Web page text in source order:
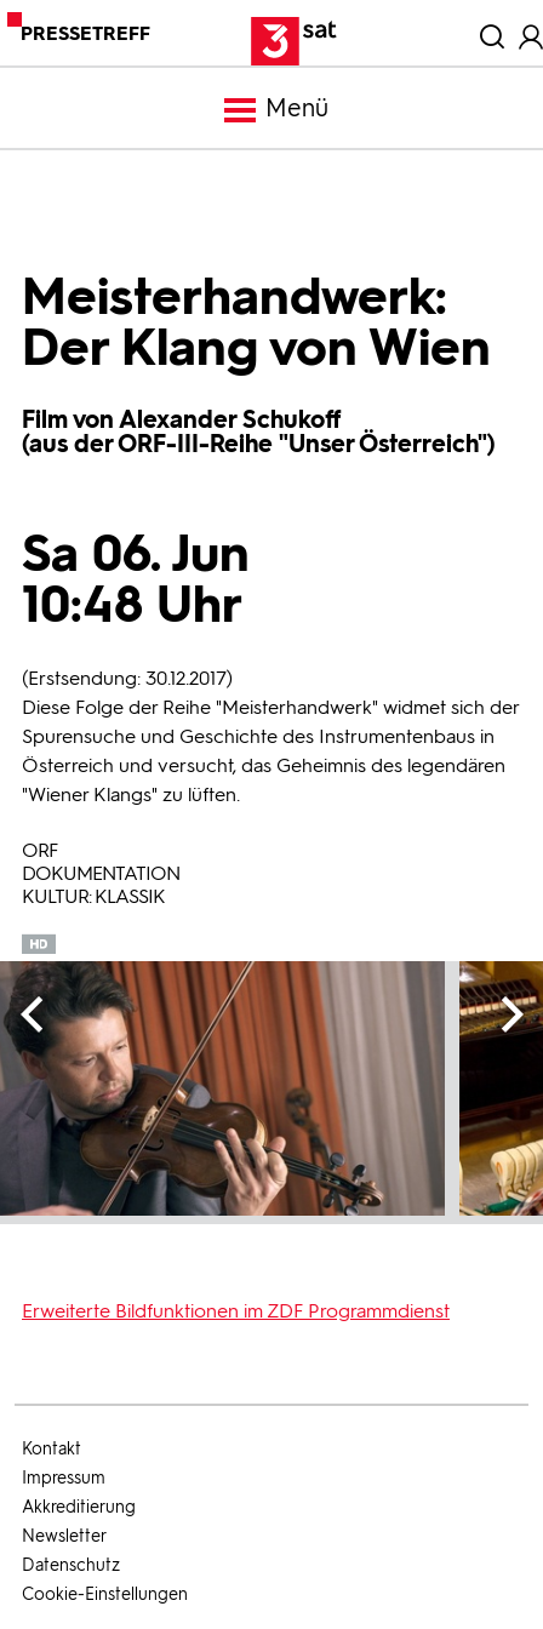
PRESSETREFF
Menü
Mediathek
Trailer
Programmwochen
Meisterhandwerk:
Der Klang von Wien
Film von Alexander Schukoff
(aus der ORF-III-Reihe "Unser Österreich")
Sa 06. Jun
10:48 Uhr
(Erstsendung: 30.12.2017)
Diese Folge der Reihe "Meisterhandwerk" widmet sich der
Spurensuche und Geschichte des Instrumentenbaus in
Österreich und versucht, das Geheimnis des legendären
"Wiener Klangs" zu lüften.
ORF
DOKUMENTATION
KULTUR: KLASSIK
Erweiterte Bildfunktionen im ZDF Programmdienst
Kontakt
Impressum
Akkreditierung
Newsletter
Datenschutz
Cookie-Einstellungen